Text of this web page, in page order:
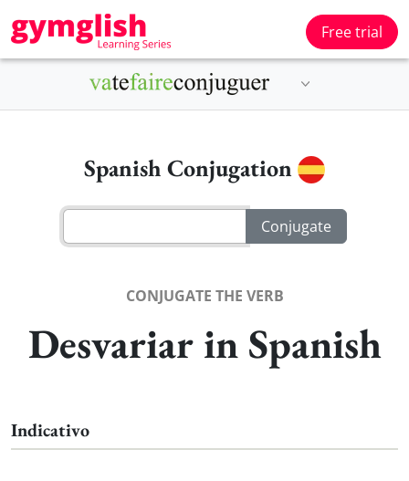
Free trial
Spanish Conjugation
CONJUGATE THE VERB
Desvariar in Spanish
Indicativo